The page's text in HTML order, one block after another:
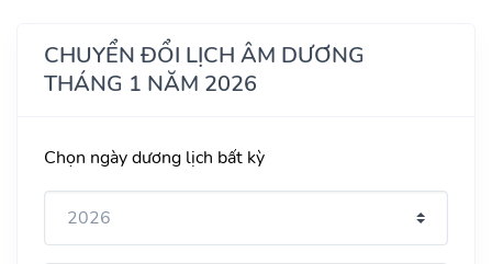
CHUYỂN ĐỔI LỊCH ÂM DƯƠNG
THÁNG 1 NĂM 2026
Chọn ngày dương lịch bất kỳ